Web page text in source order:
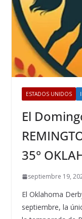
ESTADOS UNIDOS
El
35°
septiembre 19,
El Oklahoma
septiembre, la